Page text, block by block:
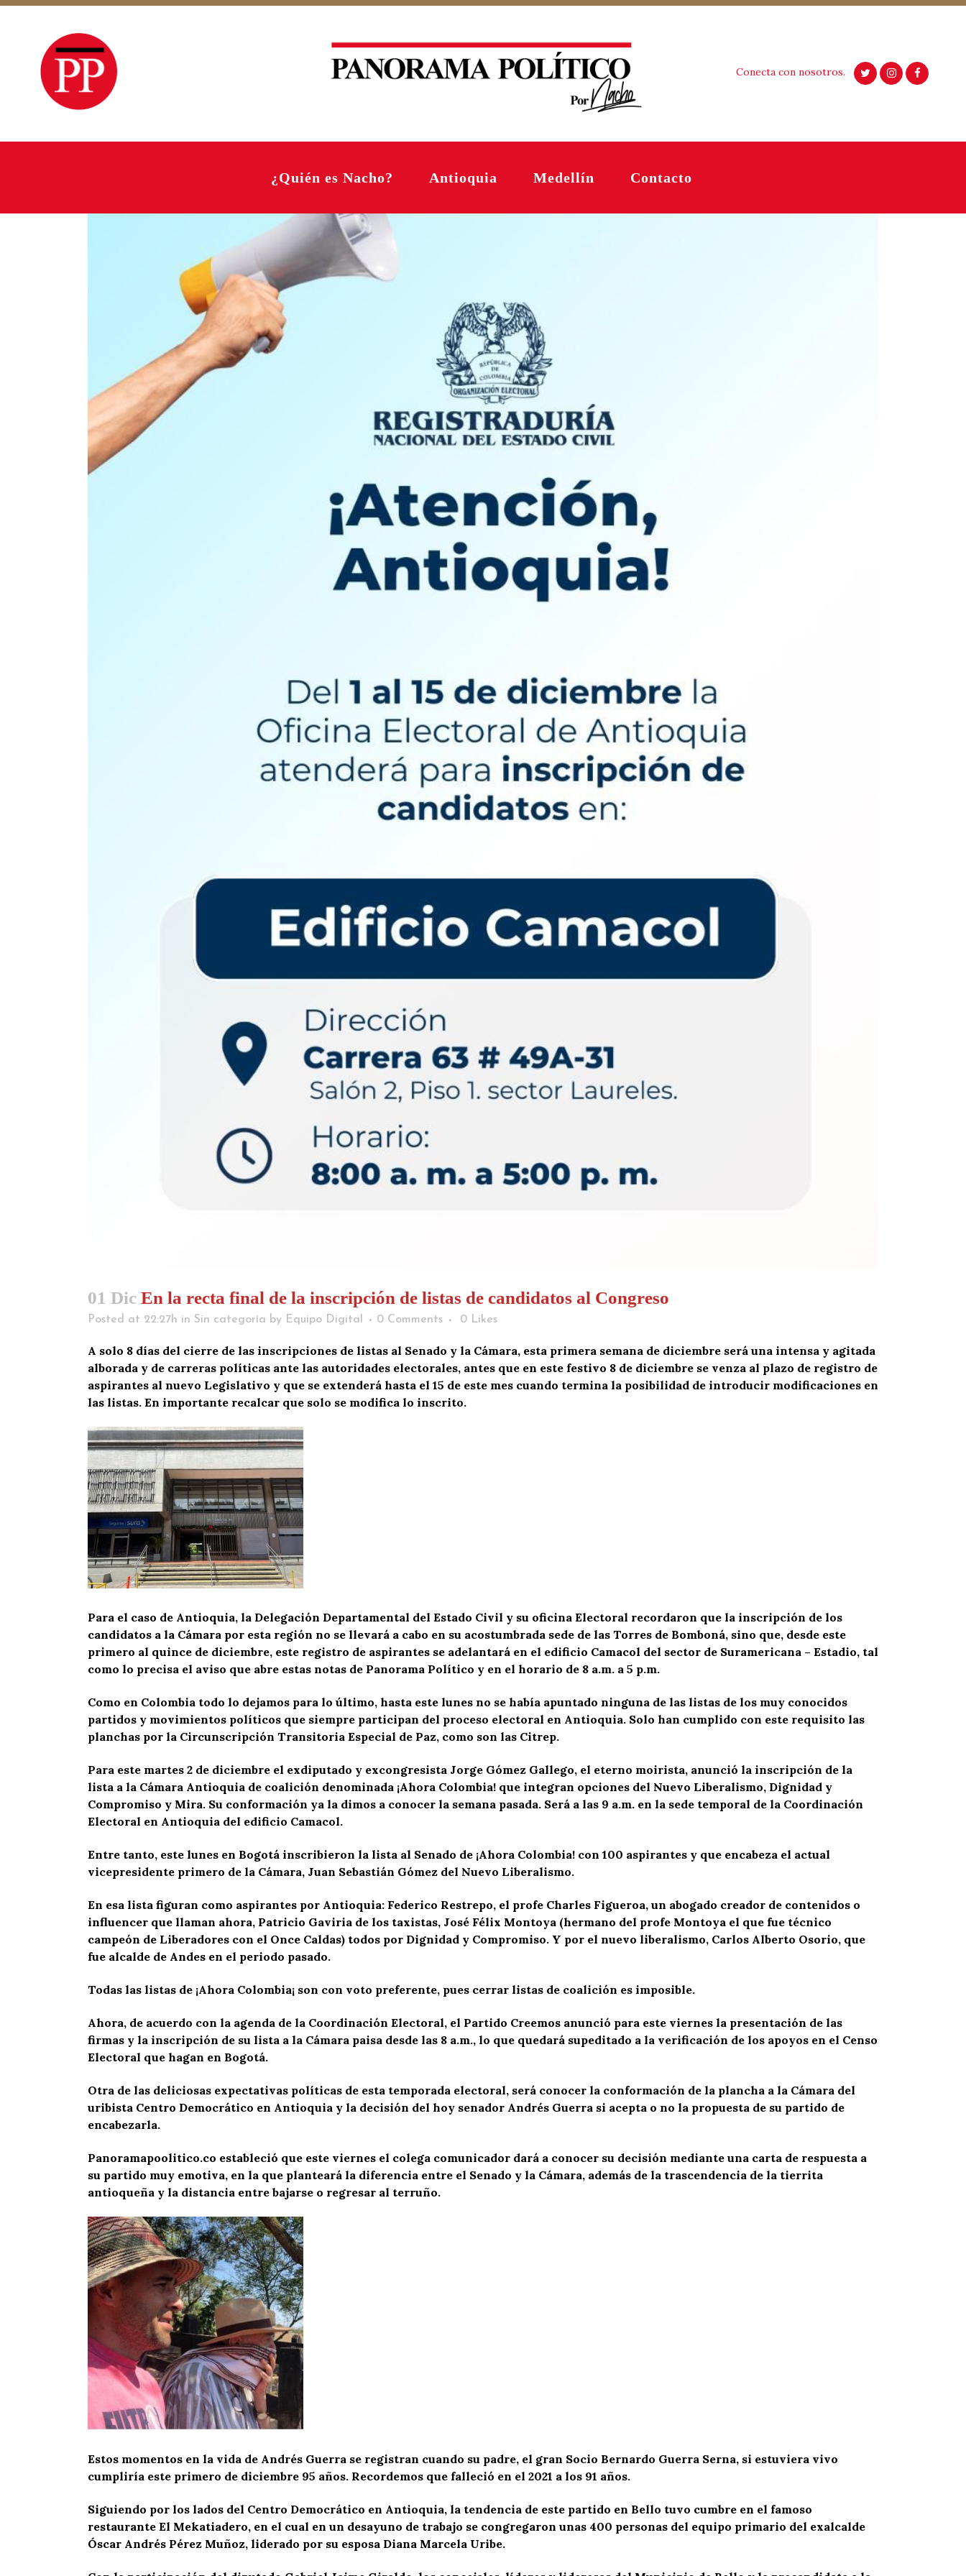
Conecta con nosotros.
¿Quién es Nacho? Antioquia Medellín Contacto
01 Dic En la recta final de la inscripción de listas de candidatos al Congreso
Posted at 22:27h in Sin categoría by Equipo Digital 0 Comments 0 Likes
A solo 8 días del cierre de las inscripciones de listas al Senado y la Cámara, esta primera semana de diciembre será una intensa y agitada
alborada y de carreras políticas ante las autoridades electorales, antes que en este festivo 8 de diciembre se venza al plazo de registro de
aspirantes al nuevo Legislativo y que se extenderá hasta el 15 de este mes cuando termina la posibilidad de introducir modificaciones en
las listas. En importante recalcar que solo se modifica lo inscrito.
Para el caso de Antioquia, la Delegación Departamental del Estado Civil y su oficina Electoral recordaron que la inscripción de los
candidatos a la Cámara por esta región no se llevará a cabo en su acostumbrada sede de las Torres de Bomboná, sino que, desde este
primero al quince de diciembre, este registro de aspirantes se adelantará en el edificio Camacol del sector de Suramericana – Estadio, tal
como lo precisa el aviso que abre estas notas de Panorama Político y en el horario de 8 a.m. a 5 p.m.
Como en Colombia todo lo dejamos para lo último, hasta este lunes no se había apuntado ninguna de las listas de los muy conocidos
partidos y movimientos políticos que siempre participan del proceso electoral en Antioquia. Solo han cumplido con este requisito las
planchas por la Circunscripción Transitoria Especial de Paz, como son las Citrep.
Para este martes 2 de diciembre el exdiputado y excongresista Jorge Gómez Gallego, el eterno moirista, anunció la inscripción de la
lista a la Cámara Antioquia de coalición denominada ¡Ahora Colombia! que integran opciones del Nuevo Liberalismo, Dignidad y
Compromiso y Mira. Su conformación ya la dimos a conocer la semana pasada. Será a las 9 a.m. en la sede temporal de la Coordinación
Electoral en Antioquia del edificio Camacol.
Entre tanto, este lunes en Bogotá inscribieron la lista al Senado de ¡Ahora Colombia! con 100 aspirantes y que encabeza el actual
vicepresidente primero de la Cámara, Juan Sebastián Gómez del Nuevo Liberalismo.
En esa lista figuran como aspirantes por Antioquia: Federico Restrepo, el profe Charles Figueroa, un abogado creador de contenidos o
influencer que llaman ahora, Patricio Gaviria de los taxistas, José Félix Montoya (hermano del profe Montoya el que fue técnico
campeón de Liberadores con el Once Caldas) todos por Dignidad y Compromiso. Y por el nuevo liberalismo, Carlos Alberto Osorio, que
fue alcalde de Andes en el periodo pasado.
Todas las listas de ¡Ahora Colombia¡ son con voto preferente, pues cerrar listas de coalición es imposible.
Ahora, de acuerdo con la agenda de la Coordinación Electoral, el Partido Creemos anunció para este viernes la presentación de las
firmas y la inscripción de su lista a la Cámara paisa desde las 8 a.m., lo que quedará supeditado a la verificación de los apoyos en el Censo
Electoral que hagan en Bogotá.
Otra de las deliciosas expectativas políticas de esta temporada electoral, será conocer la conformación de la plancha a la Cámara del
uribista Centro Democrático en Antioquia y la decisión del hoy senador Andrés Guerra si acepta o no la propuesta de su partido de
encabezarla.
Panoramapoolitico.co estableció que este viernes el colega comunicador dará a conocer su decisión mediante una carta de respuesta a
su partido muy emotiva, en la que planteará la diferencia entre el Senado y la Cámara, además de la trascendencia de la tierrita
antioqueña y la distancia entre bajarse o regresar al terruño.
Estos momentos en la vida de Andrés Guerra se registran cuando su padre, el gran Socio Bernardo Guerra Serna, si estuviera vivo
cumpliría este primero de diciembre 95 años. Recordemos que falleció en el 2021 a los 91 años.
Siguiendo por los lados del Centro Democrático en Antioquia, la tendencia de este partido en Bello tuvo cumbre en el famoso
restaurante El Mekatiadero, en el cual en un desayuno de trabajo se congregaron unas 400 personas del equipo primario del exalcalde
Óscar Andrés Pérez Muñoz, liderado por su esposa Diana Marcela Uribe.